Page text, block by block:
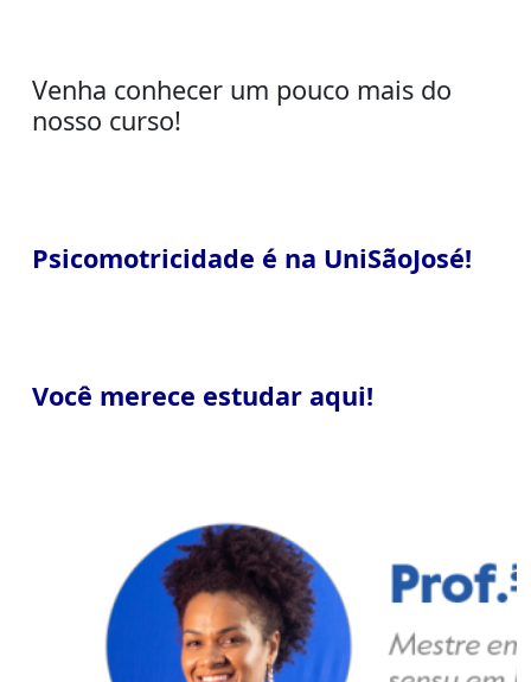
Venha conhecer um pouco mais do
nosso curso!
Psicomotricidade é na UniSãoJosé!
Você merece estudar aqui!